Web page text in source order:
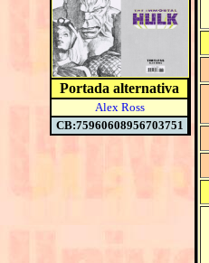
Portada alternativa
Alex Ross
CB:75960608956703751